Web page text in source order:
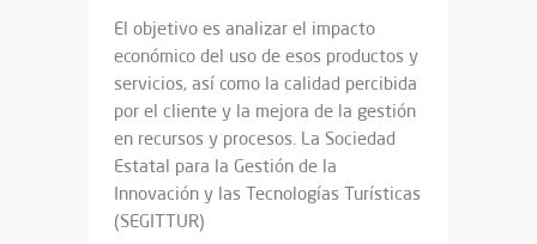
El objetivo es analizar el impacto
económico del uso de esos productos y
servicios, así como la calidad percibida
por el cliente y la mejora de la gestión
en recursos y procesos. La Sociedad
Estatal para la Gestión de la
Innovación y las Tecnologías Turísticas
(SEGITTUR)